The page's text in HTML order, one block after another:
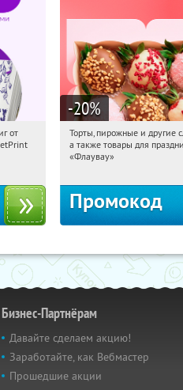
от
-20%
10:49:53
Россия
Торты, пирожные и другие
а также товары для
«Флаувау»
Промокод
Бизнес-Партнёрам
Давайте сделаем акцию!
Заработайте, как Вебмастер
Прошедшие акции